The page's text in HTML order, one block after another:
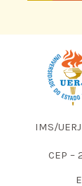
IMS/
CEP –